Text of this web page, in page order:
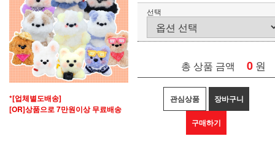
*[업체별도배송]
[OR]상품으로 7만원이상 무료배송
선택
총 상품 금액 0 원
관심상품 장바구니
구매하기